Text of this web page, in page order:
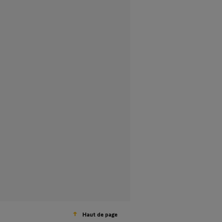
Haut de page